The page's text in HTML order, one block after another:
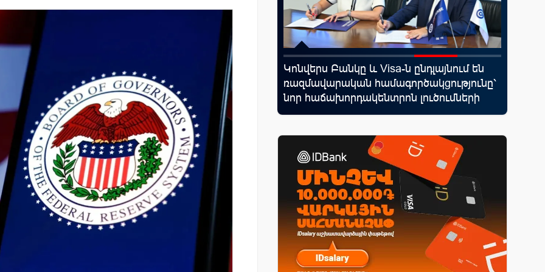
վայրի
Ֆասթ Բանկի աջակցությամբ կայացել է
մետաբոլիկ համախտանիշի թեմայով
համաժողով
Կոնվերս Բանկը և Visa-ն ընդլայնում են
ռազմավարական համագործակցությունը՝
նոր հաճախորդակենտրոն լուծումների
զարգացման նպատակով